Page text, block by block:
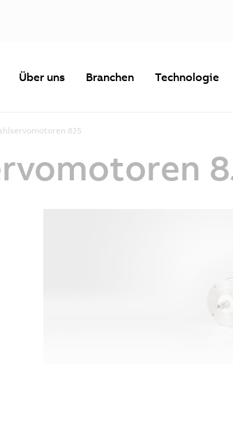
Über uns Branchen Technologie
8JS